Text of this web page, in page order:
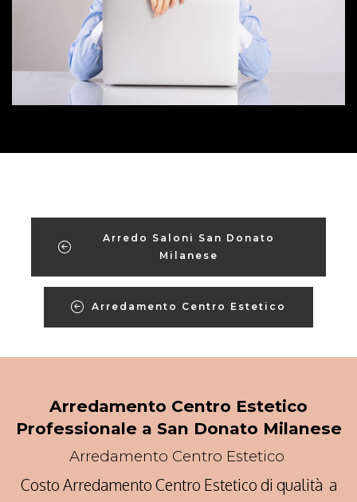
Arredo Saloni San Donato
Milanese
Arredamento Centro Estetico
Arredamento Centro Estetico
Professionale a San Donato Milanese
Arredamento Centro Estetico
Costo Arredamento Centro Estetico di qualità a